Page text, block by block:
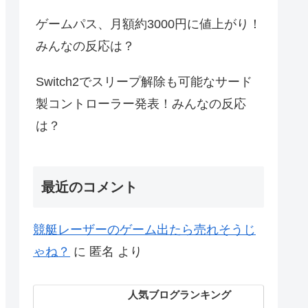
ゲームパス、月額約3000円に値上がり！
みんなの反応は？
Switch2でスリープ解除も可能なサード
製コントローラー発表！みんなの反応
は？
最近のコメント
競艇レーザーのゲーム出たら売れそうじ
ゃね？ に 匿名 より
人気ブログランキング